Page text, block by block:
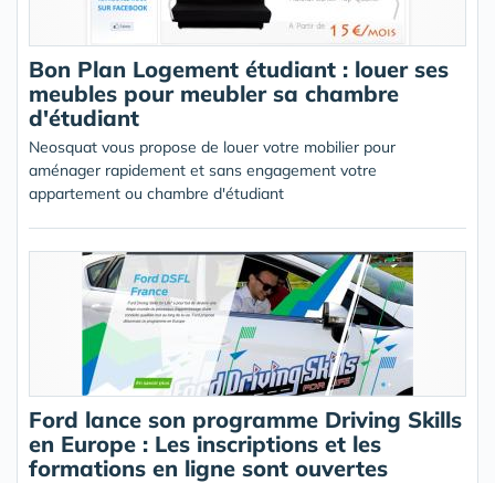
Bon Plan Logement étudiant : louer ses
meubles pour meubler sa chambre
d'étudiant
Neosquat vous propose de louer votre mobilier pour
aménager rapidement et sans engagement votre
appartement ou chambre d'étudiant
Ford lance son programme Driving Skills
en Europe : Les inscriptions et les
formations en ligne sont ouvertes